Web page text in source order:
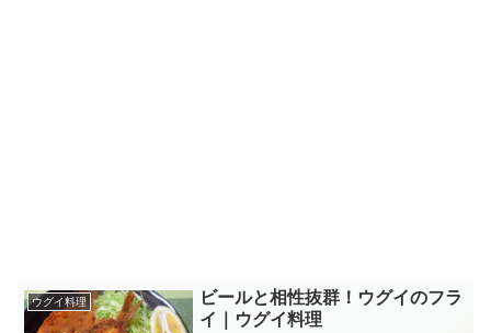
ウグイ料理
ビールと相性抜群！ウグイのフラ
イ｜ウグイ料理